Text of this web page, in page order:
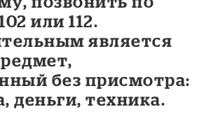
или 112.
является
без присмотра:
деньги, техника.